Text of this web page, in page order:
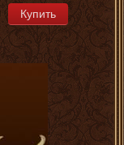
Купить